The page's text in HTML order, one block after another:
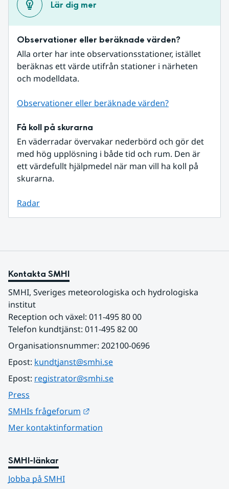
Lär dig mer
Observationer eller beräknade värden?
Alla orter har inte observationsstationer, istället
beräknas ett värde utifrån stationer i närheten
och modelldata.
Observationer eller beräknade värden?
Få koll på skurarna
En väderradar övervakar nederbörd och gör det
med hög upplösning i både tid och rum. Den är
ett värdefullt hjälpmedel när man vill ha koll på
skurarna.
Radar
Kontakta SMHI
SMHI, Sveriges meteorologiska och hydrologiska
institut
Reception och växel: 011-495 80 00
Telefon kundtjänst: 011-495 82 00
Organisationsnummer: 202100-0696
Epost: kundtjanst@smhi.se
Epost: registrator@smhi.se
Press
SMHIs frågeforum
Mer kontaktinformation
SMHI-länkar
Jobba på SMHI